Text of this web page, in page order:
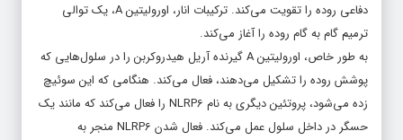
دفاعی روده را تقویت می‌کند. ترکیبات انار، اورولیتین A، یک توالی
ترمیم گام به گام روده را آغاز می‌کند.
به طور خاص، اورولیتین A گیرنده آریل هیدروکربن را در سلول‌هایی که
پوشش روده را تشکیل می‌دهند، فعال می‌کند. هنگامی که این سوئیچ
زده می‌شود، پروتئین دیگری به نام NLRP6 را فعال می‌کند که مانند یک
حسگر در داخل سلول عمل می‌کند. فعال شدن NLRP6 منجر به